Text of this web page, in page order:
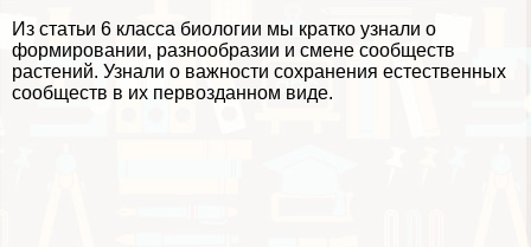
Из статьи 6 класса биологии мы кратко узнали о
формировании, разнообразии и смене сообществ
растений. Узнали о важности сохранения естественных
сообществ в их первозданном виде.